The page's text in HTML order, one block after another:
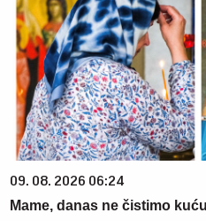
09. 08. 2026 06:24
Mame, danas ne čistimo